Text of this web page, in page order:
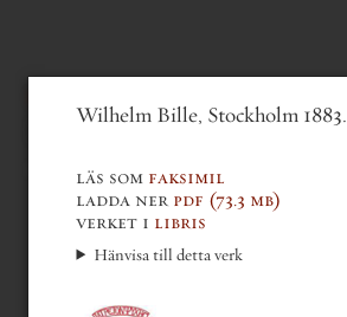
Wilhelm Bille, Stockholm 1883.
läs som faksimil
ladda ner pdf (73.3 mb)
verket i libris
Hänvisa till detta verk
Strömoln. Berättelser(1883)